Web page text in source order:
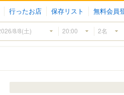
行ったお店 保存リスト 無料会員